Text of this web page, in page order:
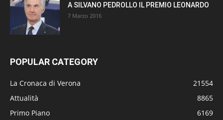
A SILVANO PEDROLLO IL PREMIO LEONARDO
7 Marzo 2016
POPULAR CATEGORY
La Cronaca di Verona
21554
Attualità
8865
Primo Piano
6169